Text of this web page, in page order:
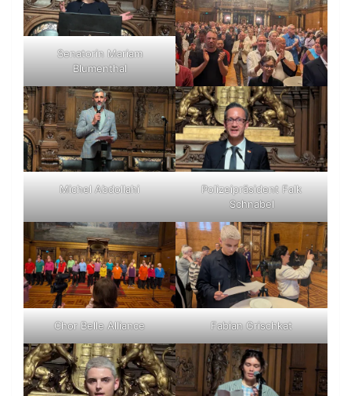
Senatorin Mariam
Blumenthal
Michel Abdollahi
Polizeipräsident Falk
Schnabel
Chor Belle Alliance Fabian Grischkat